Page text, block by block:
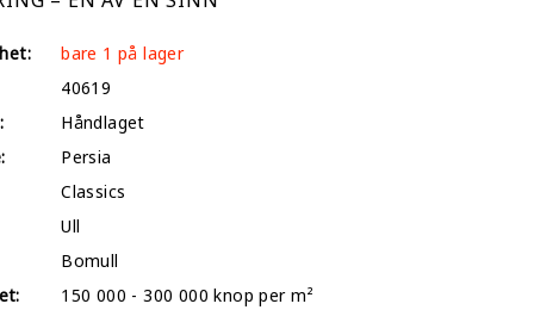
bare 1 på lager
40619
Håndlaget
Persia
Classics
Ull
Bomull
150 000 - 300 000 knop per m²